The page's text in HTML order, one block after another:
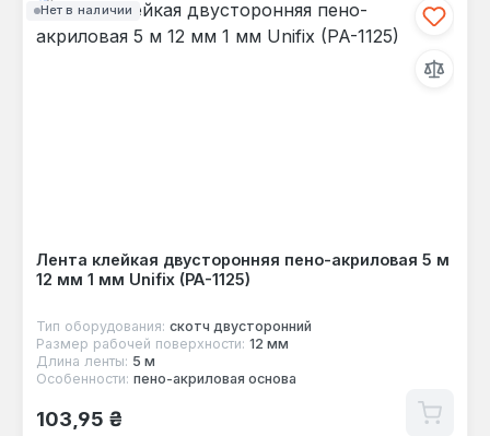
Нет в наличии
Лента клейкая двусторонняя пено-акриловая 5 м
12 мм 1 мм Unifix (PA-1125)
Тип оборудования: скотч двусторонний
Размер рабочей поверхности: 12 мм
Длина ленты: 5 м
Особенности: пено-акриловая основа
Обычная цена:
103,95 ₴